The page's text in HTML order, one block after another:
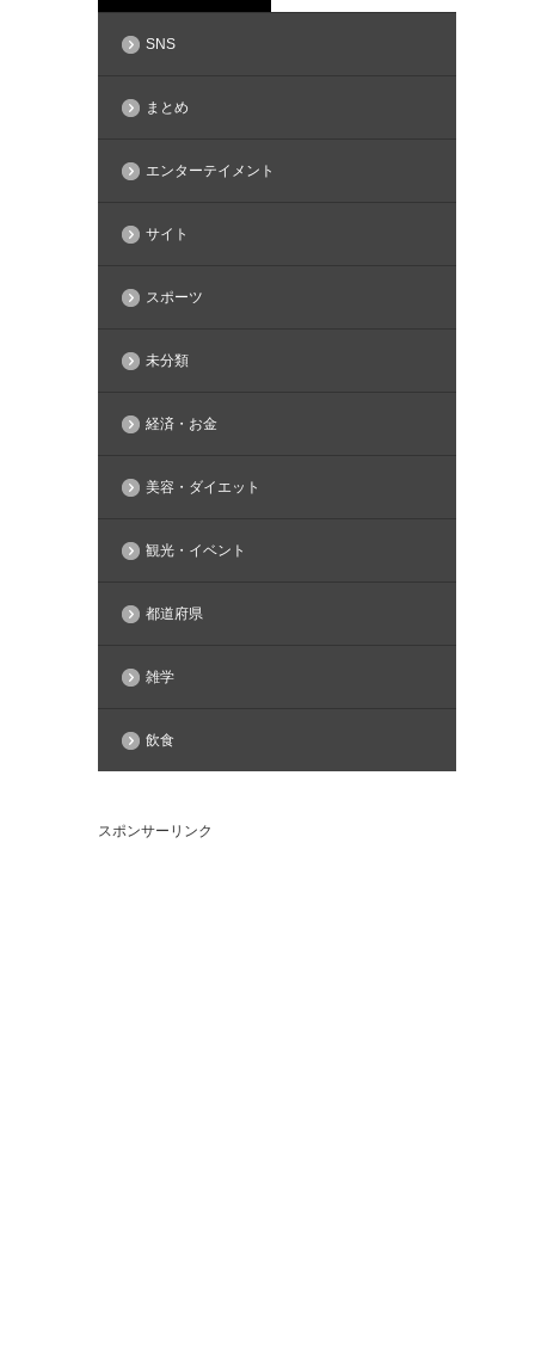
SNS
まとめ
エンターテイメント
サイト
スポーツ
未分類
経済・お金
美容・ダイエット
観光・イベント
都道府県
雑学
飲食
スポンサーリンク